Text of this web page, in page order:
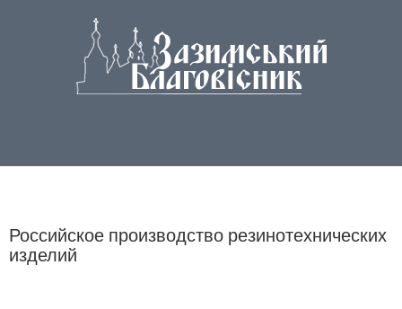
Российское производство резинотехнических
изделий